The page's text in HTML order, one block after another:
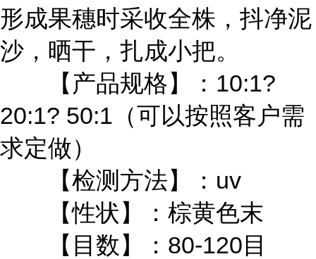
形成果穗时采收全株，抖净泥
沙，晒干，扎成小把。
【产品规格】：10:1?
20:1? 50:1（可以按照客户需
求定做）
【检测方法】：uv
【性状】：棕黄色末
【目数】：80-120目